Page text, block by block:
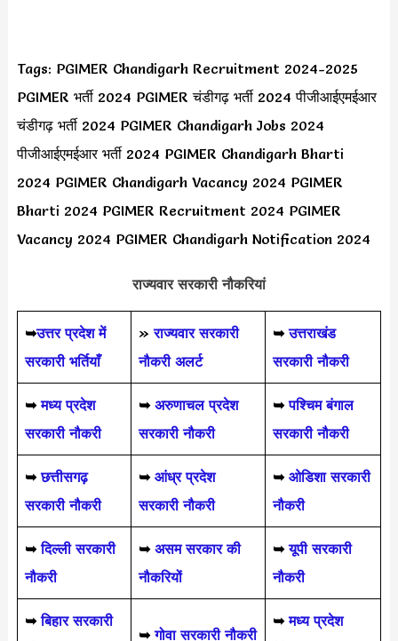
Tags: PGIMER Chandigarh Recruitment 2024-2025
PGIMER भर्ती 2024 PGIMER चंडीगढ़ भर्ती 2024 पीजीआईएमईआर
चंडीगढ़ भर्ती 2024 PGIMER Chandigarh Jobs 2024
पीजीआईएमईआर भर्ती 2024 PGIMER Chandigarh Bharti
2024 PGIMER Chandigarh Vacancy 2024 PGIMER
Bharti 2024 PGIMER Recruitment 2024 PGIMER
Vacancy 2024 PGIMER Chandigarh Notification 2024
राज्यवार सरकारी नौकरियां
➥उत्तर प्रदेश में
सरकारी भर्तियाँ
»राज्यवार सरकारी
नौकरी अलर्ट
➥ उत्तराखंड
सरकारी नौकरी
➥ मध्य प्रदेश
सरकारी नौकरी
➥ अरुणाचल प्रदेश
सरकारी नौकरी
➥ पश्चिम बंगाल
सरकारी नौकरी
➥ छत्तीसगढ़
सरकारी नौकरी
➥ आंध्र प्रदेश
सरकारी नौकरी
➥ ओडिशा सरकारी
नौकरी
➥ दिल्ली सरकारी
नौकरी
➥ असम सरकार की
नौकरियों
➥ यूपी सरकारी
नौकरी
➥बिहार सरकारी
➥गोवा सरकारी नौकरी
➥ मध्य प्रदेश